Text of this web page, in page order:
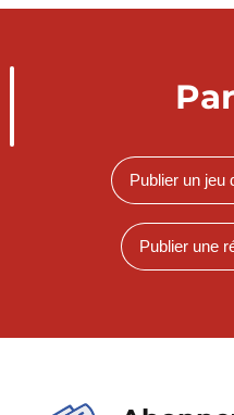
Publier un jeu
Publier une